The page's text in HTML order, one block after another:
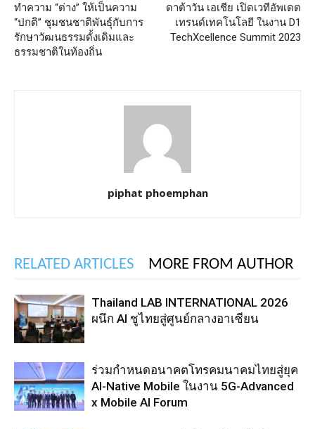
ทำความ “ต่าง” ให้เป็นความ
“ปกติ” ชุมชนชาติพันธุ์กับการ
รักษาวัฒนธรรมดั้งเดิมและ
ธรรมชาติในท้องถิ่น
ดาต้าวัน เอเชีย เปิดเวทีอัพเดต
เทรนด์เทคโนโลยี ในงาน D1
TechXcellence Summit 2023
piphat phoemphan
RELATED ARTICLES MORE FROM AUTHOR
Thailand LAB INTERNATIONAL 2026
ผนึก AI ชูไทยสู่ศูนย์กลางอาเซียน
ร่วมกำหนดอนาคตโทรคมนาคมไทยสู่ยุค
AI-Native Mobile ในงาน 5G-Advanced
x Mobile AI Forum